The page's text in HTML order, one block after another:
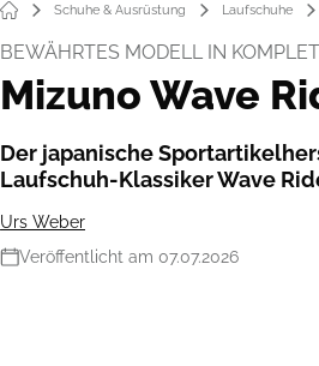
Schuhe & Ausrüstung Laufschuhe
BEWÄHRTES MODELL IN
Mizuno Wave
Der japanische
Laufschuh-Klassiker Wave
Urs Weber
Veröffentlicht am 07.07.2026